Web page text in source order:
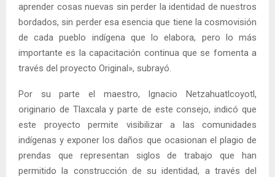
aprender cosas nuevas sin perder la identidad de nuestros
bordados, sin perder esa esencia que tiene la cosmovisión
de cada pueblo indígena que lo elabora, pero lo más
importante es la capacitación continua que se fomenta a
través del proyecto Original», subrayó.
Por su parte el maestro, Ignacio Netzahuatlcoyotl,
originario de Tlaxcala y parte de este consejo, indicó que
este proyecto permite visibilizar a las comunidades
indígenas y exponer los daños que ocasionan el plagio de
prendas que representan siglos de trabajo que han
permitido la construcción de su identidad, a través del